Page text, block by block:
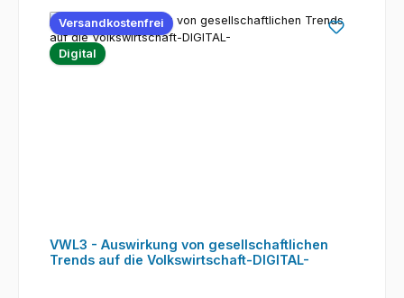
Versandkostenfrei
Digital
VWL3 - Auswirkung von gesellschaftlichen
Trends auf die Volkswirtschaft-DIGITAL-